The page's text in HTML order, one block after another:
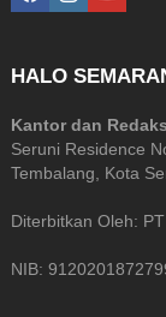
HALO
Kantor dan
Seruni Residence
Tembalang, Kota
Diterbitkan Oleh:
NIB: